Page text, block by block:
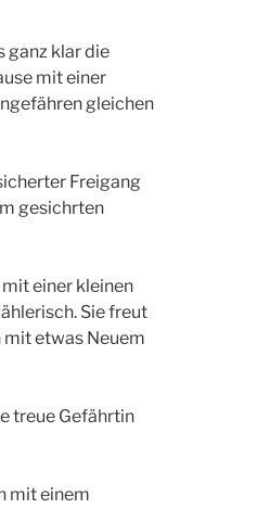
ganz klar die
mit einer
gleichen
Freigang
gesichrten
einer kleinen
Sie freut
etwas Neuem
treue Gefährtin
mit einem